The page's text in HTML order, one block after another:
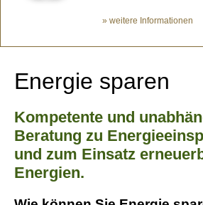
» weitere Informationen
Energie sparen
Kompetente und
Beratung zu
und zum Einsatz
Energien.